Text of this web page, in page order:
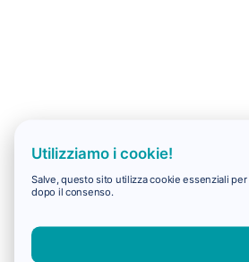
Utilizziamo i cookie!
Salve, questo sito utilizza cookie essenziali
dopo il consenso.